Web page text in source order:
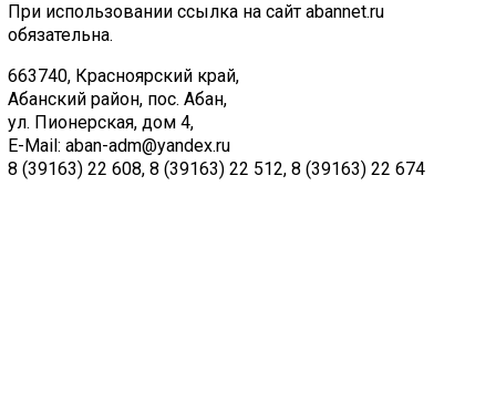
При использовании ссылка на сайт abannet.ru
обязательна.
663740, Красноярский край,
Абанский район, пос. Абан,
ул. Пионерская, дом 4,
E-Mail: aban-adm@yandex.ru
8 (39163) 22 608, 8 (39163) 22 512, 8 (39163) 22 674